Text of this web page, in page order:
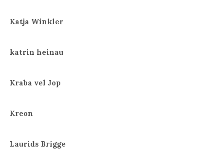
Katja Winkler
katrin heinau
Kraba vel Jop
Kreon
Laurids Brigge